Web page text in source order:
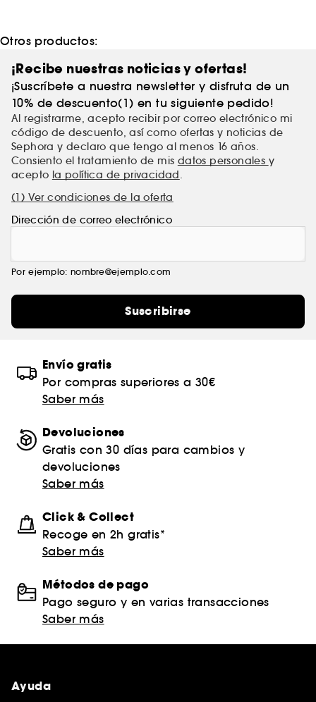
Otros productos:
¡Recibe nuestras noticias y ofertas!
¡Suscríbete a nuestra newsletter y disfruta de un
10% de descuento(1) en tu siguiente pedido!
Al registrarme, acepto recibir por correo electrónico mi
código de descuento, así como ofertas y noticias de
Sephora y declaro que tengo al menos 16 años.
Consiento el tratamiento de mis datos personales y
acepto la política de privacidad.
(1) Ver condiciones de la oferta
Dirección de correo electrónico
Por ejemplo: nombre@ejemplo.com
Suscribirse
Envío gratis
Por compras superiores a 30€
Saber más
Devoluciones
Gratis con 30 días para cambios y
devoluciones
Saber más
Click & Collect
Recoge en 2h gratis*
Saber más
Métodos de pago
Pago seguro y en varias transacciones
Saber más
Ayuda